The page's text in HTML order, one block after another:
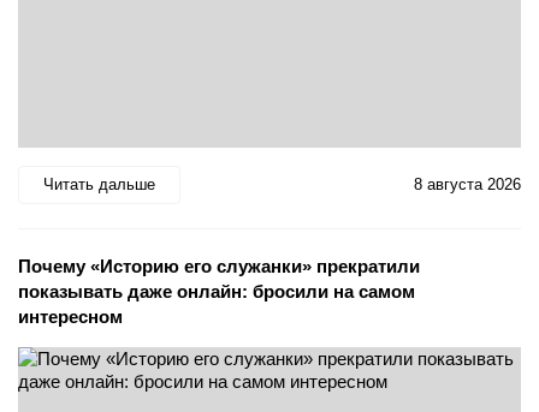
Читать дальше 8 августа 2026
Почему «Историю его служанки» прекратили
показывать даже онлайн: бросили на самом
интересном